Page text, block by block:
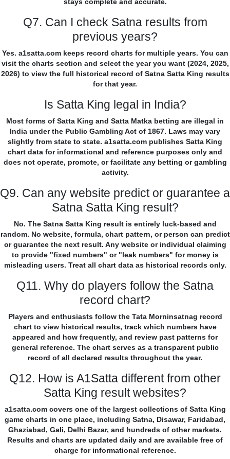
stays complete and accurate.
Q7. Can I check Satna results from
previous years?
Yes. a1satta.com keeps record charts for multiple years. You can
visit the charts section and select the year you want (2024, 2025,
2026) to view the full historical record of Satna Satta King results
for that year.
Is Satta King legal in India?
Most forms of Satta King and Satta Matka betting are illegal in
India under the Public Gambling Act of 1867. Laws may vary
slightly from state to state. a1satta.com publishes Satta King
chart data for informational and reference purposes only and
does not operate, promote, or facilitate any betting or gambling
activity.
Q9. Can any website predict or guarantee a
Satna Satta King result?
No. The Satna Satta King result is entirely luck-based and
random. No website, formula, chart pattern, or person can predict
or guarantee the next result. Any website or individual claiming
to provide "fixed numbers" or "leak numbers" for money is
misleading users. Treat all chart data as historical records only.
Q11. Why do players follow the Satna
record chart?
Players and enthusiasts follow the Tata Morninsatnag record
chart to view historical results, track which numbers have
appeared and how frequently, and review past patterns for
general reference. The chart serves as a transparent public
record of all declared results throughout the year.
Q12. How is A1Satta different from other
Satta King result websites?
a1satta.com covers one of the largest collections of Satta King
game charts in one place, including Satna, Disawar, Faridabad,
Ghaziabad, Gali, Delhi Bazar, and hundreds of other markets.
Results and charts are updated daily and are available free of
charge for informational reference.